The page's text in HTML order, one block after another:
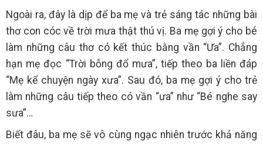
Ngoài ra, đây là dịp để ba mẹ và trẻ sáng tác những bài
thơ con cóc về trời mưa thật thú vị. Ba mẹ gợi ý cho bé
làm những câu thơ có kết thúc bằng vần “Ưa”. Chẳng
hạn mẹ đọc “Trời bỗng đổ mưa”, tiếp theo ba liền đáp
“Mẹ kể chuyện ngày xưa”. Sau đó, ba mẹ gợi ý cho trẻ
làm những câu tiếp theo có vần “ưa” như “Bé nghe say
sưa”…
Biết đâu, ba mẹ sẽ vô cùng ngạc nhiên trước khả năng